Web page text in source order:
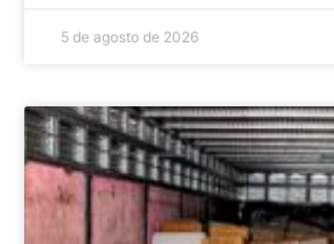
5 de agosto de 2026